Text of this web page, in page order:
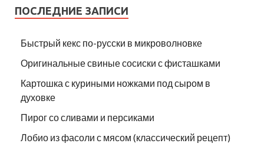
ПОСЛЕДНИЕ ЗАПИСИ
Быстрый кекс по-русски в микроволновке
Оригинальные свиные сосиски с фисташками
Картошка с куриными ножками под сыром в
духовке
Пирог со сливами и персиками
Лобио из фасоли с мясом (классический рецепт)